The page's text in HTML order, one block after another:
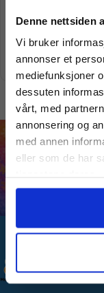
Denne nettsiden
Vi bruker
annonser et
mediefunksjoner
dessuten
vårt, med
annonsering og
med annen
eller som de har
Disney Classic |
kr 5.790,00kr
Legg i
Meld deg
gode